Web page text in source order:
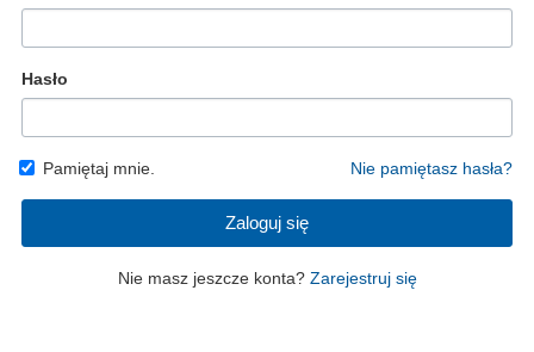
Hasło
Pamiętaj mnie. Nie pamiętasz hasła?
Zaloguj się
Nie masz jeszcze konta? Zarejestruj się